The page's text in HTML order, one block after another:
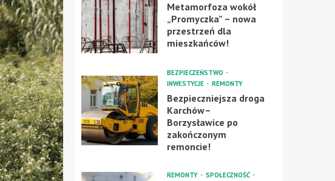
Metamorfoza wokół
„Promyczka” – nowa
przestrzeń dla
mieszkańców!
BEZPIECZEŃSTWO
INWESTYCJE
REMONTY
Bezpieczniejsza droga
Karchów–
Borzysławice po
zakończonym
remoncie!
REMONTY
SPOŁECZNOŚĆ